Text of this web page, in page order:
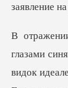
видок